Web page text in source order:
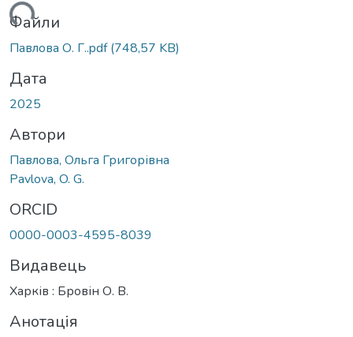
Файли
Павлова О. Г..pdf(748,57 KB)
Дата
2025
Автори
Павлова, Ольга Григорівна
Pavlova, O. G.
ORCID
0000-0003-4595-8039
Видавець
Харків : Бровін О. В.
Анотація